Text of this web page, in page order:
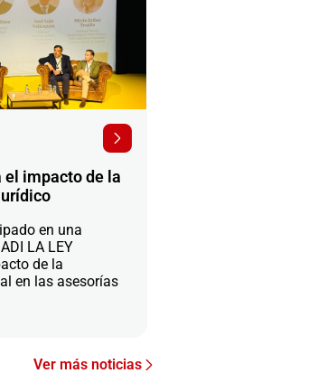
el impacto de la
en una
LA LEY
de la
en las asesorías
Ver más noticias